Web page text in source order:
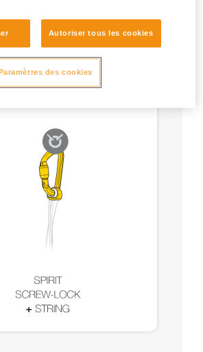
Autoriser tous les cookies
Paramètres des cookies